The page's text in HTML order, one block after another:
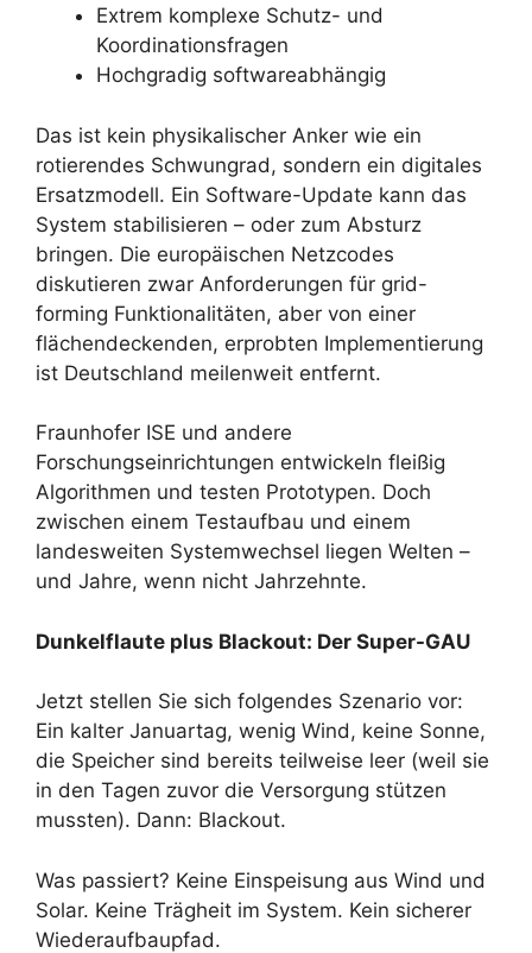
Extrem komplexe Schutz- und
Koordinationsfragen
Hochgradig softwareabhängig
Das ist kein physikalischer Anker wie ein
rotierendes Schwungrad, sondern ein digitales
Ersatzmodell. Ein Software-Update kann das
System stabilisieren – oder zum Absturz
bringen. Die europäischen Netzcodes
diskutieren zwar Anforderungen für grid-
forming Funktionalitäten, aber von einer
flächendeckenden, erprobten Implementierung
ist Deutschland meilenweit entfernt.
Fraunhofer ISE und andere
Forschungseinrichtungen entwickeln fleißig
Algorithmen und testen Prototypen. Doch
zwischen einem Testaufbau und einem
landesweiten Systemwechsel liegen Welten –
und Jahre, wenn nicht Jahrzehnte.
Dunkelflaute plus Blackout: Der Super-GAU
Jetzt stellen Sie sich folgendes Szenario vor:
Ein kalter Januartag, wenig Wind, keine Sonne,
die Speicher sind bereits teilweise leer (weil sie
in den Tagen zuvor die Versorgung stützen
mussten). Dann: Blackout.
Was passiert? Keine Einspeisung aus Wind und
Solar. Keine Trägheit im System. Kein sicherer
Wiederaufbaupfad.